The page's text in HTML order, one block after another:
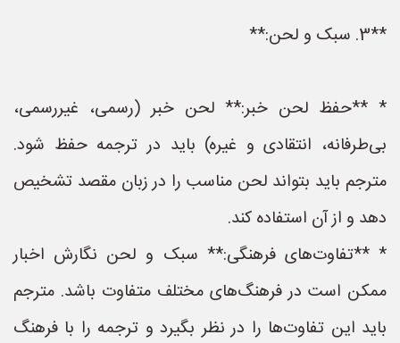
**3. سبک و لحن:**
* **حفظ لحن خبر:** لحن خبر (رسمی، غیررسمی،
بی‌طرفانه، انتقادی و غیره) باید در ترجمه حفظ شود.
مترجم باید بتواند لحن مناسب را در زبان مقصد تشخیص
دهد و از آن استفاده کند.
* **تفاوت‌های فرهنگی:** سبک و لحن نگارش اخبار
ممکن است در فرهنگ‌های مختلف متفاوت باشد. مترجم
باید این تفاوت‌ها را در نظر بگیرد و ترجمه را با فرهنگ